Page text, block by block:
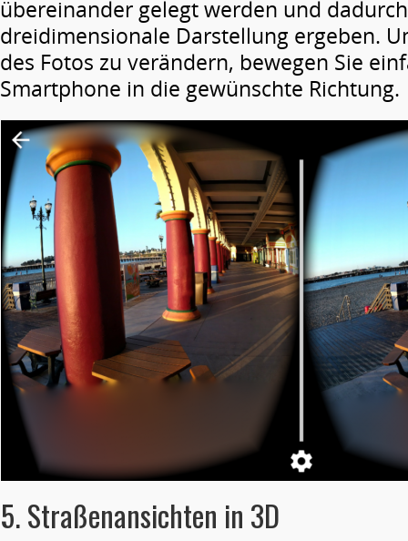
übereinander gelegt werden und
dreidimensionale Darstellung ergeben.
des Fotos zu verändern, bewegen Sie
Smartphone in die gewünschte Richtung.
5. Straßenansichten in 3D